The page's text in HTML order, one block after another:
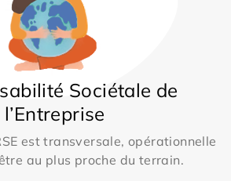
Sociétale de
l’Entreprise
est transversale, opérationnelle
au plus proche du terrain.